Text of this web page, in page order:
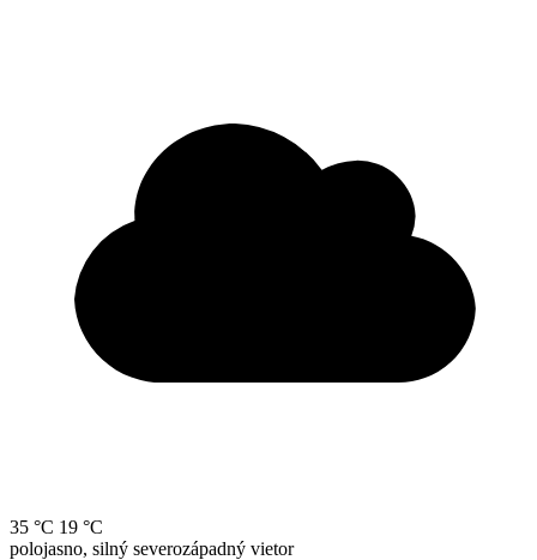
35 °C 19 °C
polojasno, silný severozápadný vietor